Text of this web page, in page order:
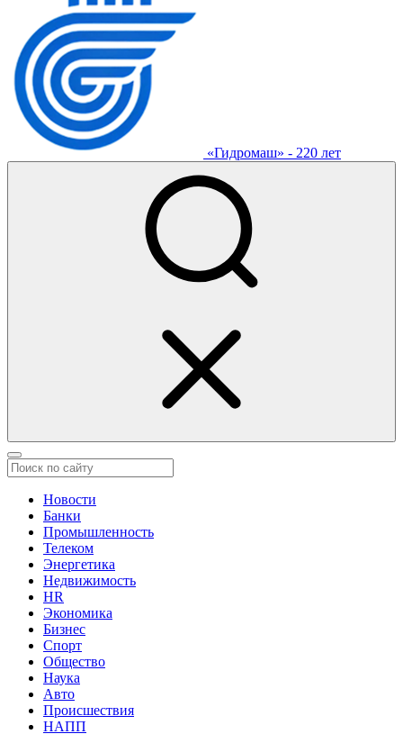
«Гидромаш» - 220 лет
Новости
Банки
Промышленность
Телеком
Энергетика
Недвижимость
HR
Экономика
Бизнес
Спорт
Общество
Наука
Авто
Происшествия
НАПП